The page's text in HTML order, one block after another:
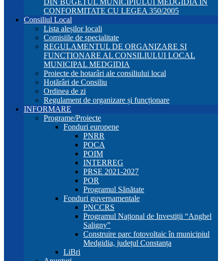
DIN BUGETUL MUNICIPIULUI MEDGIDIA ÎN
CONFORMITATE CU LEGEA 350/2005
Consiliul Local
Lista aleșilor locali
Comisiile de specialitate
REGULAMENTUL DE ORGANIZARE SI
FUNCŢIONARE AL CONSILIULUI LOCAL
MUNICIPAL MEDGIDIA
Proiecte de hotarâri ale consiliului local
Hotărâri de Consiliu
Ordinea de zi
Regulament de organizare și funcționare
INFORMARE
Programe/Proiecte
Fonduri europene
PNRR
POCA
POIM
INTERREG
PRSE 2021-2027
POR
Programul Sănătate
Fonduri guvernamentale
PNCCRS
Programul Național de Investiții “Anghel
Saligny”
Construire parc fotovoltaic în municipiul
Medgidia, județul Constanța
LiBri